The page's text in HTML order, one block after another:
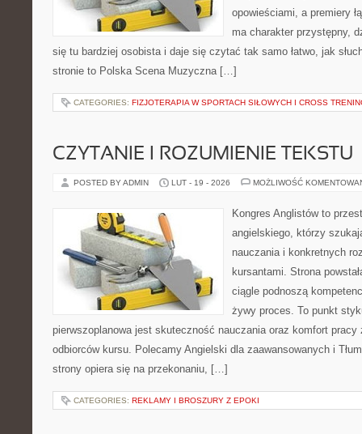
opowieściami, a premiery
ma charakter przystępny,
się tu bardziej osobista i daje się czytać tak samo łatwo, jak
stronie to Polska Scena Muzyczna […]
CATEGORIES: FIZJOTERAPIA W SPORTACH SIŁOWYCH I CROSS
CZYTANIE I ROZUMIENIE TEKSTU
POSTED BY ADMIN LUT - 19 - 2026 MOŻLIWOŚĆ
Kongres Anglistów to
angielskiego, którzy
nauczania i konkretnych
kursantami. Strona
ciągle podnoszą
żywy proces. To punkt
pierwszoplanowa jest skuteczność nauczania oraz komfort
odbiorców kursu. Polecamy Angielski dla zaawansowanych i
strony opiera się na przekonaniu, […]
CATEGORIES: REKLAMY I BROSZURY Z EPOKI